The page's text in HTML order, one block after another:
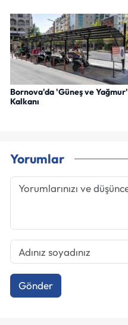
Bornova'da 'Güneş ve Yağmur'
Kalkanı
Yorumlar
Gönder